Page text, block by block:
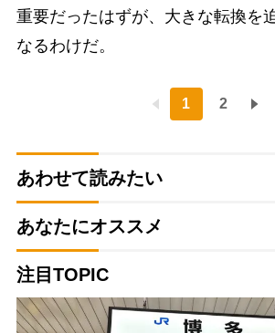
重要だったはずが、大きな転換を
なるわけだ。
1 2
あわせて読みたい
あなたにオススメ
注目TOPIC